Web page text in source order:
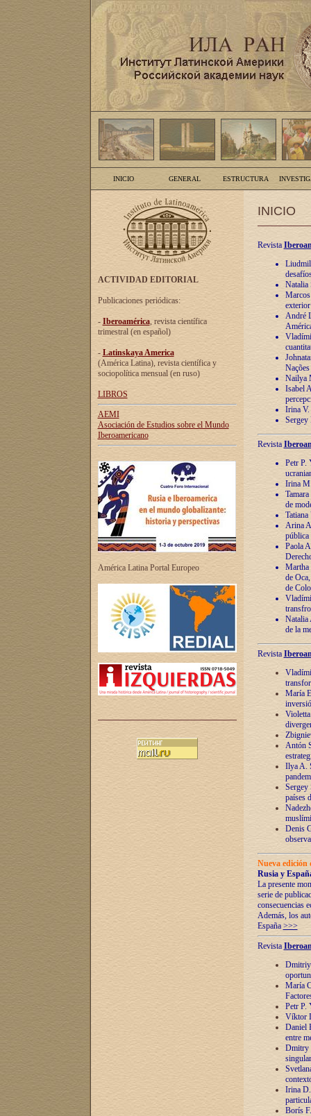
INICIO GENERAL ESTRUCTURA
ACTIVIDAD EDITORIAL
Publicaciones periódicas:
- Iberoamérica, revista científica
trimestral (en español)
- Latinskaya America
(América Latina), revista científica y
sociopolítica mensual (en ruso)
LIBROS
AEMI
Asociación de Estudios sobre el Mundo
Iberoamericano
América Latina Portal Europeo
INICIO
Revista
Natalia
André
Nailya
Isabel
Irina V.
Sergey
Revista
Petr P.
Irina
de
Arina
pública
Paola
Martha
de
de
Natalia
de la
Revista
María
Antón
Ilya A.
Sergey
países
Denis
Nueva
Rusia y
La presente
serie de
consecuencias
Además, los
España >>>
Revista
Dmitriy
María
Petr P.
Víktor
Daniel
entre
Dmitry
Irina
Borís